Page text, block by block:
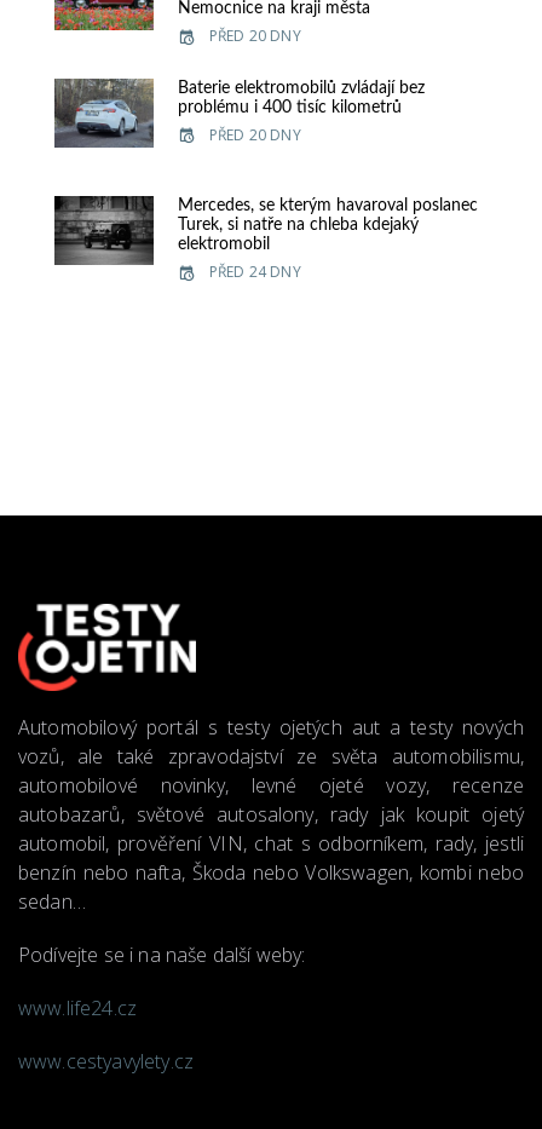
Nemocnice na kraji města
PŘED 20 DNY
Baterie elektromobilů zvládají bez
problému i 400 tisíc kilometrů
PŘED 20 DNY
Mercedes, se kterým havaroval poslanec
Turek, si natře na chleba kdejaký
elektromobil
PŘED 24 DNY
Automobilový portál s testy ojetých aut a testy nových
vozů, ale také zpravodajství ze světa automobilismu,
automobilové novinky, levné ojeté vozy, recenze
autobazarů, světové autosalony, rady jak koupit ojetý
automobil, prověření VIN, chat s odborníkem, rady, jestli
benzín nebo nafta, Škoda nebo Volkswagen, kombi nebo
sedan…
Podívejte se i na naše další weby:
www.life24.cz
www.cestyavylety.cz